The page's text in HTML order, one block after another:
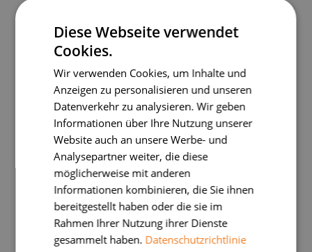
Gelegentlich sind
beide Hände
betroffen
Eine Rhizarthrose betrifft anfangs meist nur
einen Daumen. Mit der Zeit kann sich jedoch
auch die andere Seite entwickeln – manchmal
Diese Webseite verwendet
Cookies.
Wir verwenden Cookies, um Inhalte und
Anzeigen zu personalisieren und unseren
Datenverkehr zu analysieren. Wir geben
Informationen über Ihre Nutzung unserer
Website auch an unsere Werbe- und
Analysepartner weiter, die diese
möglicherweise mit anderen
Informationen kombinieren, die Sie ihnen
bereitgestellt haben oder die sie im
Rahmen Ihrer Nutzung ihrer Dienste
gesammelt haben. Datenschutzrichtlinie